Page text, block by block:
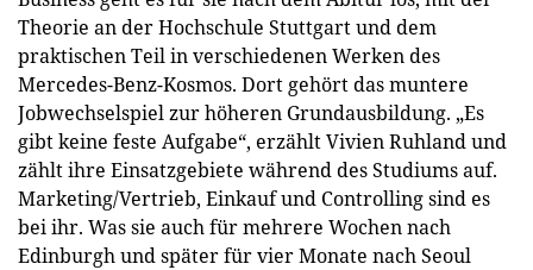
Theorie an der Hochschule Stuttgart und dem
praktischen Teil in verschiedenen Werken des
Mercedes-Benz-Kosmos. Dort gehört das muntere
Jobwechselspiel zur höheren Grundausbildung. „Es
gibt keine feste Aufgabe“, erzählt Vivien Ruhland und
zählt ihre Einsatzgebiete während des Studiums auf.
Marketing/Vertrieb, Einkauf und Controlling sind es
bei ihr. Was sie auch für mehrere Wochen nach
Edinburgh und später für vier Monate nach Seoul